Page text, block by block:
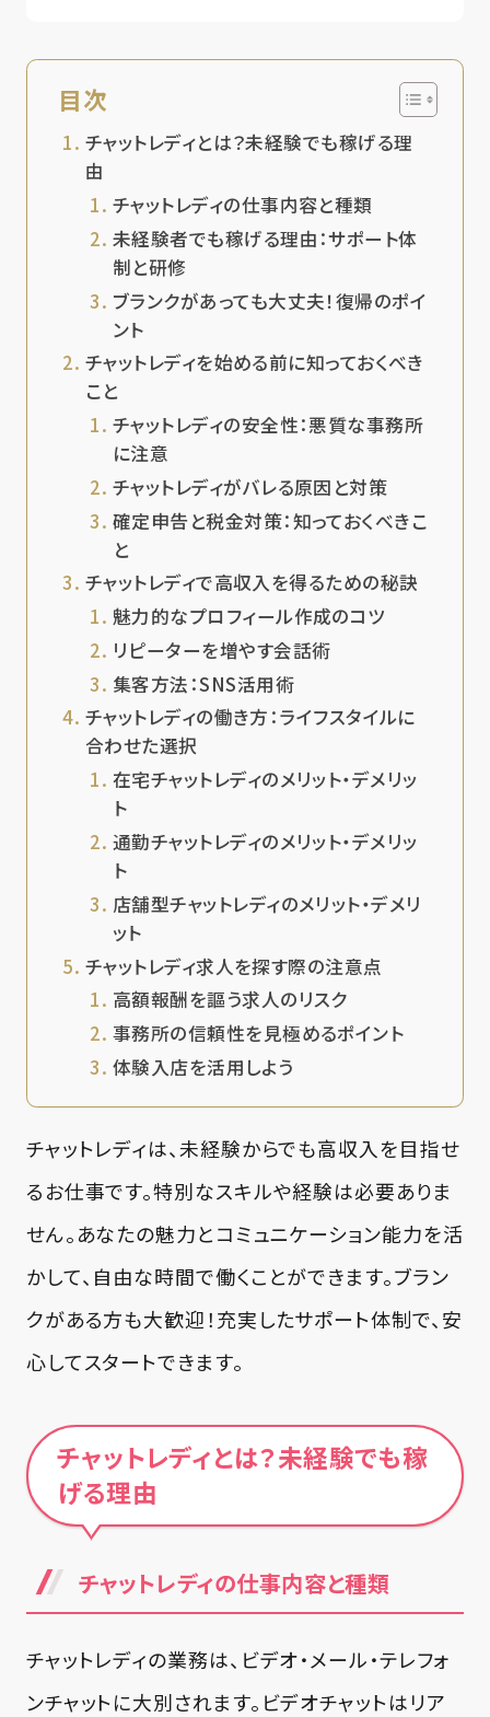
目次
チャットレディとは？未経験でも稼げる理
由
チャットレディの仕事内容と種類
未経験者でも稼げる理由：サポート体
制と研修
ブランクがあっても大丈夫！復帰のポイ
ント
チャットレディを始める前に知っておくべき
こと
チャットレディの安全性：悪質な事務所
に注意
チャットレディがバレる原因と対策
確定申告と税金対策：知っておくべきこ
と
チャットレディで高収入を得るための秘訣
魅力的なプロフィール作成のコツ
リピーターを増やす会話術
集客方法：SNS活用術
チャットレディの働き方：ライフスタイルに
合わせた選択
在宅チャットレディのメリット・デメリッ
ト
通勤チャットレディのメリット・デメリッ
ト
店舗型チャットレディのメリット・デメリ
ット
チャットレディ求人を探す際の注意点
高額報酬を謳う求人のリスク
事務所の信頼性を見極めるポイント
体験入店を活用しよう
チャットレディは、未経験からでも高収入を目指せ
るお仕事です。特別なスキルや経験は必要ありま
せん。あなたの魅力とコミュニケーション能力を活
かして、自由な時間で働くことができます。ブラン
クがある方も大歓迎！充実したサポート体制で、安
心してスタートできます。
チャットレディとは？未経験でも稼
げる理由
チャットレディの仕事内容と種類
チャットレディの業務は、ビデオ・メール・テレフォ
ンチャットに大別されます。ビデオチャットはリア